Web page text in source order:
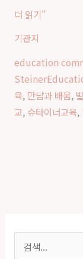
｜
고
영
선
생
님
발
더 읽기"
기관지
education
육, 만남과 배움,
교, 슈타이너교육,